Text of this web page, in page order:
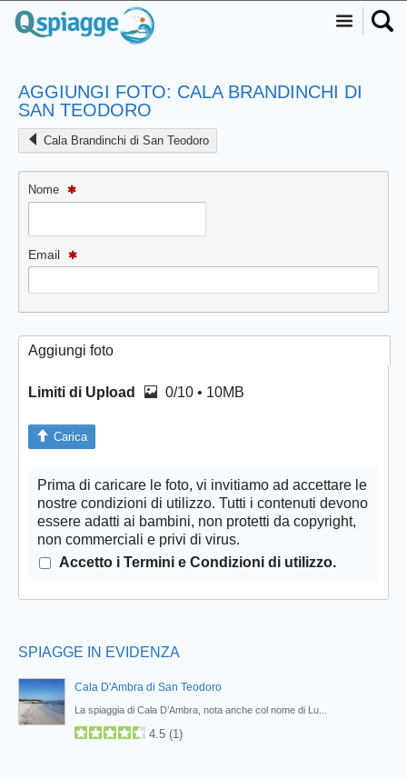
AGGIUNGI FOTO: CALA BRANDINCHI DI
SAN TEODORO
Cala Brandinchi di San Teodoro
Nome
Email
Aggiungi foto
Limiti di Upload 0/10 • 10MB
Carica
Prima di caricare le foto, vi invitiamo ad accettare le
nostre condizioni di utilizzo. Tutti i contenuti devono
essere adatti ai bambini, non protetti da copyright,
non commerciali e privi di virus.
Accetto i Termini e Condizioni di utilizzo.
SPIAGGE IN EVIDENZA
Cala D'Ambra di San Teodoro
La spiaggia di Cala D’Ambra, nota anche col nome di Lu...
4.5 (1)
Prev